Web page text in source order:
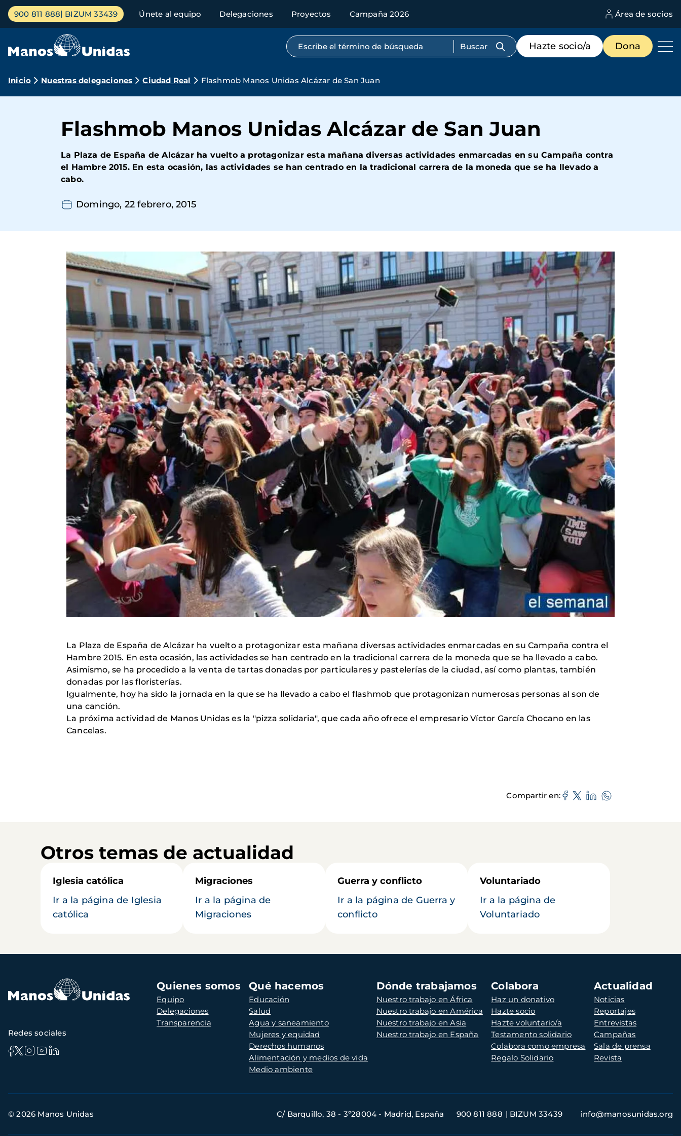
Pasar
contenido
Menú
principal
900 811 888 BIZUM 33439 Únete al equipo Delegaciones Proyectos Campaña 2026 Área de socios
Búsqueda por texto completo
Menú
de
destacados
Hazte socio/a Dona
Ruta
navegación
Inicio Nuestras delegaciones Ciudad Real Flashmob Manos Unidas Alcázar de San Juan
Flashmob Manos Unidas Alcázar de San Juan
La Plaza de España de Alcázar ha vuelto a protagonizar esta mañana diversas actividades enmarcadas en su Campaña contra
el Hambre 2015. En esta ocasión, las actividades se han centrado en la tradicional carrera de la moneda que se ha llevado a
cabo.
Domingo, 22 febrero, 2015
La Plaza de España de Alcázar ha vuelto a protagonizar esta mañana diversas actividades enmarcadas en su Campaña contra el
Hambre 2015. En esta ocasión, las actividades se han centrado en la tradicional carrera de la moneda que se ha llevado a cabo.
Asimismo, se ha procedido a la venta de tartas donadas por particulares y pastelerías de la ciudad, así como plantas, también
donadas por las floristerías.
Igualmente, hoy ha sido la jornada en la que se ha llevado a cabo el flashmob que protagonizan numerosas personas al son de
una canción.
La próxima actividad de Manos Unidas es la "pizza solidaria", que cada año ofrece el empresario Víctor García Chocano en las
Cancelas.
Compartir en
Otros temas de actualidad
Iglesia católica
Ir a la página de Iglesia
católica
Migraciones
Ir a la página de
Migraciones
Guerra y conflicto
Ir a la página de Guerra y
conflicto
Voluntariado
Ir a la página de
Voluntariado
Navegación
principal
Quienes somos
Equipo
Delegaciones
Transparencia
Qué hacemos
Educación
Salud
Agua y saneamiento
Mujeres y equidad
Derechos humanos
Alimentación y medios de vida
Medio ambiente
Dónde trabajamos
Nuestro trabajo en África
Nuestro trabajo en América
Nuestro trabajo en Asia
Nuestro trabajo en España
Colabora
Haz un donativo
Hazte socio
Hazte voluntario/a
Testamento solidario
Colabora como empresa
Regalo Solidario
Actualidad
Noticias
Reportajes
Entrevistas
Campañas
Sala de prensa
Revista
Redes sociales
de
© 2026 Manos Unidas C/ Barquillo, 38 - 3º28004 - Madrid, España 900 811 888 BIZUM 33439 info@manosunidas.org